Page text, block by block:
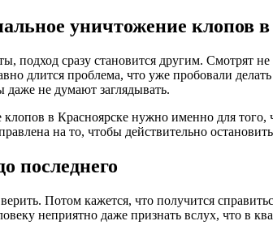
уничтожение клопов
подход сразу становится другим. Смотрят
длится проблема, что уже пробовали
даже не думают заглядывать.
в Красноярске нужно именно для
на то, чтобы действительно
последнего
Потом кажется, что получится
неприятно даже признать вслух, что в